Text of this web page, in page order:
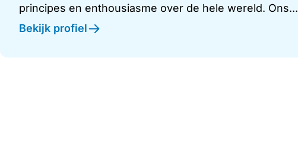
principes en enthousiasme over de hele wereld. Ons...
Bekijk profiel